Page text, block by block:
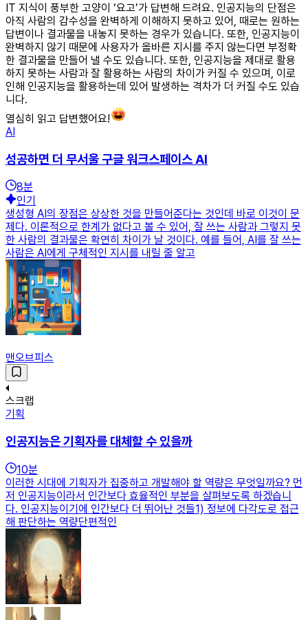
IT 지식이 풍부한 고양이 ‘요고’가 답변해 드려요. 인공지능의 단점은
아직 사람의 감수성을 완벽하게 이해하지 못하고 있어, 때로는 원하는
답변이나 결과물을 내놓지 못하는 경우가 있습니다. 또한, 인공지능이
완벽하지 않기 때문에 사용자가 올바른 지시를 주지 않는다면 부정확
한 결과물을 만들어 낼 수도 있습니다. 또한, 인공지능을 제대로 활용
하지 못하는 사람과 잘 활용하는 사람의 차이가 커질 수 있으며, 이로
인해 인공지능을 활용하는데 있어 발생하는 격차가 더 커질 수도 있습
니다.
열심히 읽고 답변했어요!
AI
성공하면 더 무서울 구글 워크스페이스 AI
8분
인기
생성형 AI의 장점은 상상한 것을 만들어준다는 것인데 바로 이것이 문
제다. 이론적으로 한계가 없다고 볼 수 있어, 잘 쓰는 사람과 그렇지 못
한 사람의 결과물은 확연히 차이가 날 것이다. 예를 들어, AI를 잘 쓰는
사람은 AI에게 구체적인 지시를 내릴 줄 알고
맨오브피스
스크랩
기획
인공지능은 기획자를 대체할 수 있을까
10분
이러한 시대에 기획자가 집중하고 개발해야 할 역량은 무엇일까요? 먼
저 인공지능이라서 인간보다 효율적인 부분을 살펴보도록 하겠습니
다. 인공지능이기에 인간보다 더 뛰어난 것들1) 정보에 다각도로 접근
해 판단하는 역량단편적인